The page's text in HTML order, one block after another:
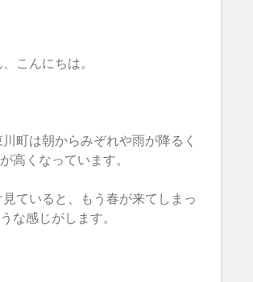
こんにちは。
町は朝からみぞれや雨が降るく
高くなっています。
ていると、もう春が来てしまっ
な感じがします。